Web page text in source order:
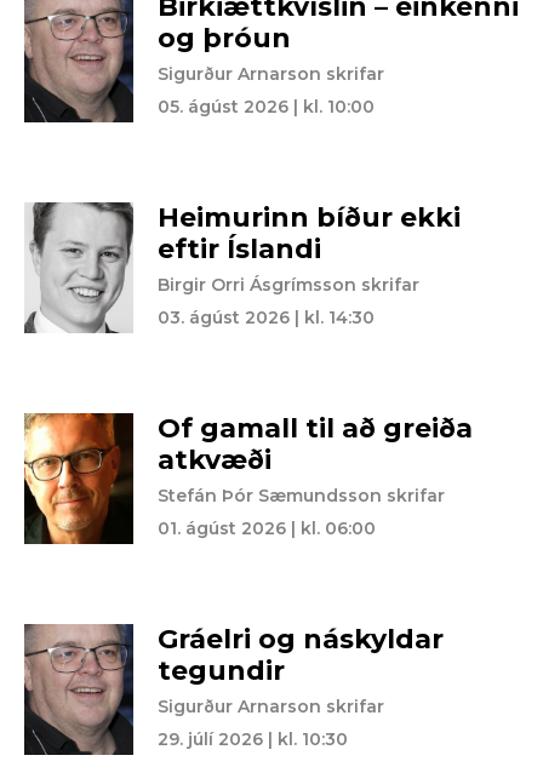
Birkiættkvíslin – einkenni
og þróun
Sigurður Arnarson skrifar
05. ágúst 2026 | kl. 10:00
Heimurinn bíður ekki
eftir Íslandi
Birgir Orri Ásgrímsson skrifar
03. ágúst 2026 | kl. 14:30
Of gamall til að greiða
atkvæði
Stefán Þór Sæmundsson skrifar
01. ágúst 2026 | kl. 06:00
Gráelri og náskyldar
tegundir
Sigurður Arnarson skrifar
29. júlí 2026 | kl. 10:30